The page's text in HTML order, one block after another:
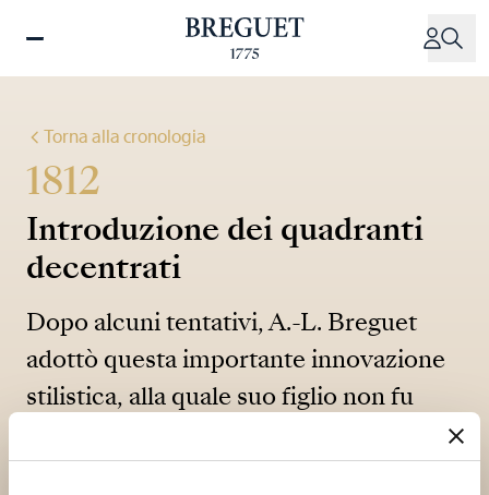
Torna alla cronologia
1812
Introduzione dei quadranti
decentrati
Dopo alcuni tentativi, A.-L. Breguet
adottò questa importante innovazione
stilistica, alla quale suo figlio non fu